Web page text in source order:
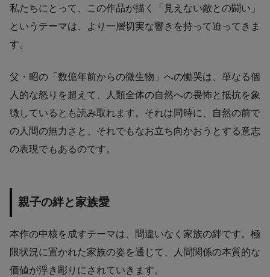
私たちにとって、この作品が描く「見えない敵との闘い」
というテーマは、より一層切実な響きを持って迫ってきま
す。
父・昭の「数億年前からの微生物」への慟哭は、単なる個
人的な怒りを超えて、人類全体の自然への畏怖と抵抗を象
徴しているとも読み取れます。それは同時に、自然の前で
の人間の無力さと、それでもなお立ち向かおうとする意志
の表現でもあるのです。
親子の絆と家族愛
本作の中核を成すテーマは、間違いなく家族の絆です。極
限状況に置かれた家族の姿を通じて、人間関係の本質的な
価値が浮き彫りにされていきます。